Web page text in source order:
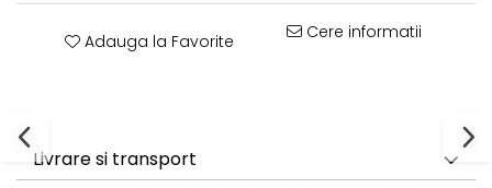
Lupte/Wrestling
Accesorii Lupte/Wrestling
Suprafete de lupta/Dotari sala
Adauga la Favorite Cere informatii
Livrare si transport